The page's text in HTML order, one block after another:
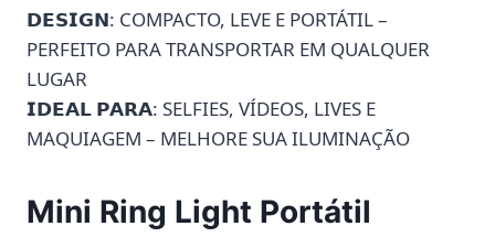
𝗗𝗘𝗦𝗜𝗚𝗡: COMPACTO, LEVE E PORTÁTIL –
PERFEITO PARA TRANSPORTAR EM QUALQUER
LUGAR
𝗜𝗗𝗘𝗔𝗟 𝗣𝗔𝗥𝗔: SELFIES, VÍDEOS, LIVES E
MAQUIAGEM – MELHORE SUA ILUMINAÇÃO
Mini Ring Light Portátil